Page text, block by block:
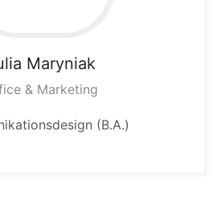
Maryniak
& Marketing
(B.A.)